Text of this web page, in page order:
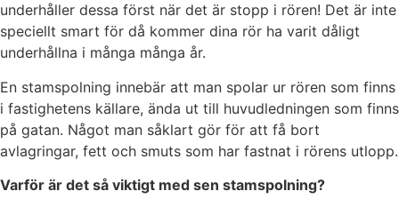
underhåller dessa först när det är stopp i rören! Det är inte
speciellt smart för då kommer dina rör ha varit dåligt
underhållna i många många år.
En stamspolning innebär att man spolar ur rören som finns
i fastighetens källare, ända ut till huvudledningen som finns
på gatan. Något man såklart gör för att få bort
avlagringar, fett och smuts som har fastnat i rörens utlopp.
Varför är det så viktigt med sen stamspolning?